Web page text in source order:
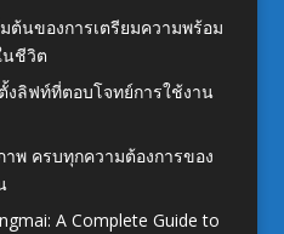
ต้นของการเตรียมความพร้อม
นชีวิต
งลิฟท์ที่ตอบโจทย์การใช้งาน
พ ครบทุกความต้องการของ
A Complete Guide to